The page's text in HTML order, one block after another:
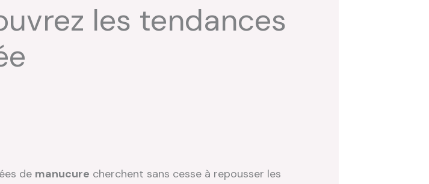
les tendances
de manucure cherchent sans cesse à repousser les